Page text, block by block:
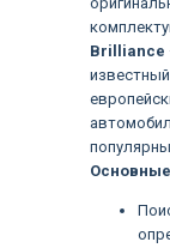
Brilliance